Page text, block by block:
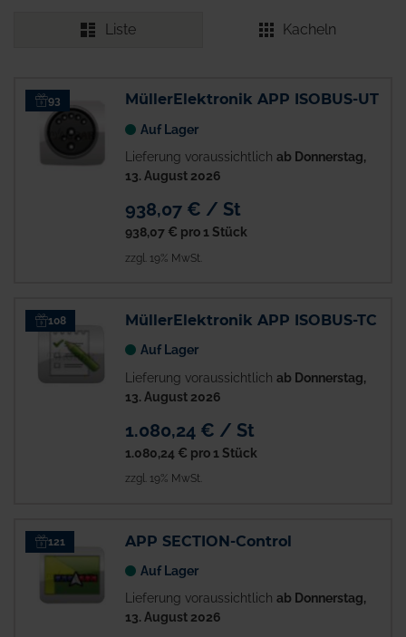
Liste Kacheln
93 MüllerElektronik APP ISOBUS-UT
Auf Lager
Lieferung voraussichtlich ab Donnerstag,
13. August 2026
938,07 € / St
938,07 € pro 1 Stück
zzgl. 19% MwSt.
108 MüllerElektronik APP ISOBUS-TC
Auf Lager
Lieferung voraussichtlich ab Donnerstag,
13. August 2026
1.080,24 € / St
1.080,24 € pro 1 Stück
zzgl. 19% MwSt.
121 APP SECTION-Control
Auf Lager
Lieferung voraussichtlich ab Donnerstag,
13. August 2026